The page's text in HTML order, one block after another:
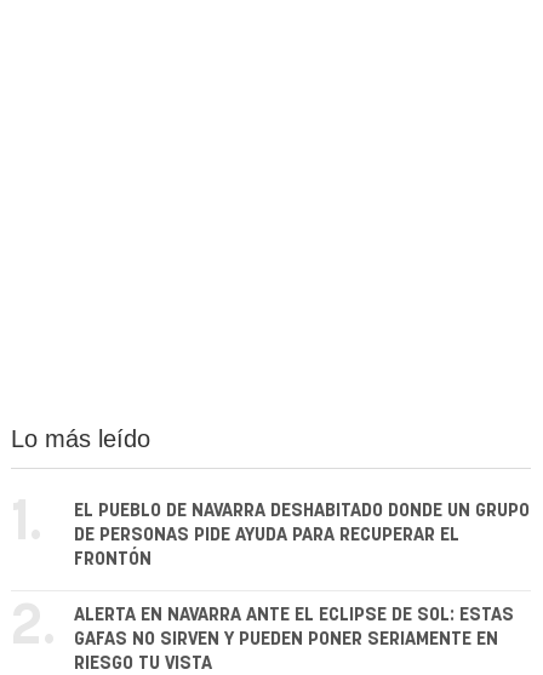
Lo más leído
1.
EL PUEBLO DE NAVARRA DESHABITADO DONDE UN GRUPO
DE PERSONAS PIDE AYUDA PARA RECUPERAR EL
FRONTÓN
2.
ALERTA EN NAVARRA ANTE EL ECLIPSE DE SOL: ESTAS
GAFAS NO SIRVEN Y PUEDEN PONER SERIAMENTE EN
RIESGO TU VISTA